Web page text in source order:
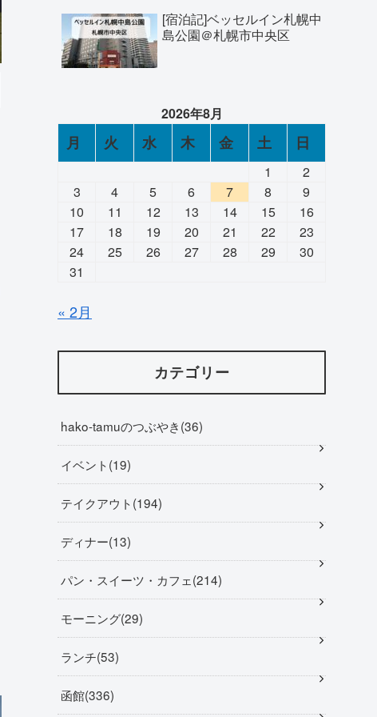
[宿泊記]ベッセルイン札幌中
島公園＠札幌市中央区
2026年8月
月 火 水 木 金 土 日
1
2
3
4 5 6 7 8
9
10
11 12 13 14 15
16
17
18 19 20 21 22
23
24
25 26 27 28 29
30
31
« 2月
カテゴリー
hako-tamuのつぶやき 36
イベント 19
テイクアウト 194
ディナー 13
パン・スイーツ・カフェ 214
モーニング 29
ランチ 53
函館 336